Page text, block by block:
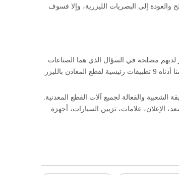
إلى البصريات الليزرية، وإلا فسوف
لديهم مصلحة في السؤال الذي هما الصناعات
التي هي مجال التطبيقات الرئيسية لآلة القطع بالليزر الألياف، بحيث تتطور أعمالها بالليزر بشكل أفضل. اختتمنا أدناه 9 تطبيقات رئيسية لقطع المعادن بالليزر
الشعبية والفعالة لجميع آلات القطع المعدنية.
الإعلان، علامات، تزيين السيارات، أجهزة